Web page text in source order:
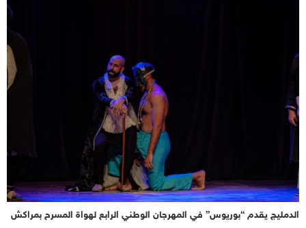
الدمليج يقدم “بوريوس” في المهرجان الوطني الرابع لهواة المسرح بمراكش